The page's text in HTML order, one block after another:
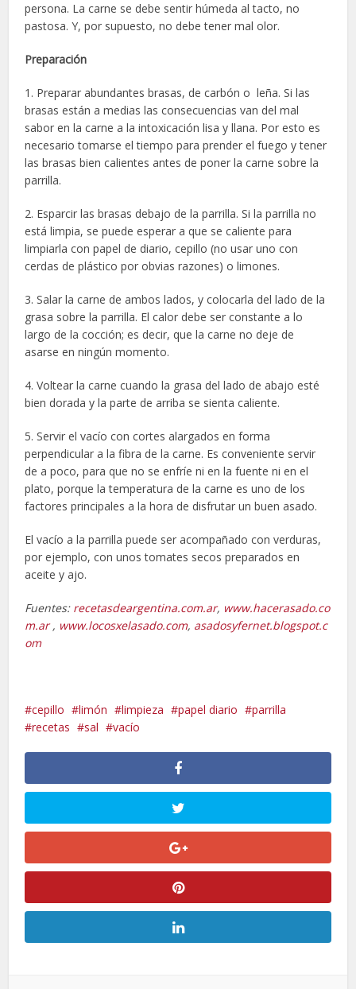
persona. La carne se debe sentir húmeda al tacto, no
pastosa. Y, por supuesto, no debe tener mal olor.
Preparación
1. Preparar abundantes brasas, de carbón o leña. Si las
brasas están a medias las consecuencias van del mal
sabor en la carne a la intoxicación lisa y llana. Por esto es
necesario tomarse el tiempo para prender el fuego y tener
las brasas bien calientes antes de poner la carne sobre la
parrilla.
2. Esparcir las brasas debajo de la parrilla. Si la parrilla no
está limpia, se puede esperar a que se caliente para
limpiarla con papel de diario, cepillo (no usar uno con
cerdas de plástico por obvias razones) o limones.
3. Salar la carne de ambos lados, y colocarla del lado de la
grasa sobre la parrilla. El calor debe ser constante a lo
largo de la cocción; es decir, que la carne no deje de
asarse en ningún momento.
4. Voltear la carne cuando la grasa del lado de abajo esté
bien dorada y la parte de arriba se sienta caliente.
5. Servir el vacío con cortes alargados en forma
perpendicular a la fibra de la carne. Es conveniente servir
de a poco, para que no se enfríe ni en la fuente ni en el
plato, porque la temperatura de la carne es uno de los
factores principales a la hora de disfrutar un buen asado.
El vacío a la parrilla puede ser acompañado con verduras,
por ejemplo, con unos tomates secos preparados en
aceite y ajo.
Fuentes: recetasdeargentina.com.ar, www.hacerasado.co
m.ar, www.locosxelasado.com, asadosyfernet.blogspot.c
om
cepillo limón limpieza papel diario
parrilla
recetas
sal vacío